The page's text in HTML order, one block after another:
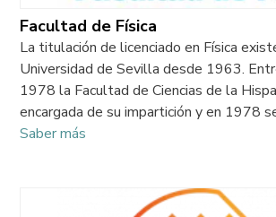
Facultad de Física
La titulación de licenciado en Física
Universidad de Sevilla desde 1963.
1978 la Facultad de Ciencias de la
encargada de su impartición y en 1978
Saber más